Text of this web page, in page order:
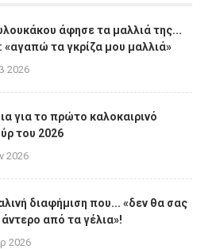
άφησε τα μαλλιά της...
«αγαπώ τα γκρίζα μου μαλλιά»
2026
για το πρώτο καλοκαιρινό
του 2026
2026
διαφήμιση που... «δεν θα σας
από τα γέλια»!
2026